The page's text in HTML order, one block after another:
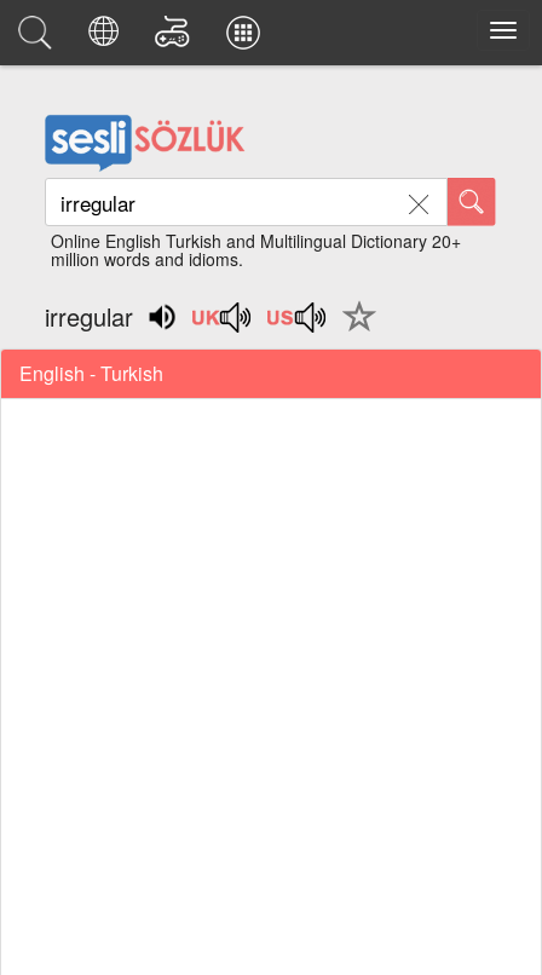
Online English Turkish and Multilingual Dictionary 20+
million words and idioms.
irregular
English - Turkish